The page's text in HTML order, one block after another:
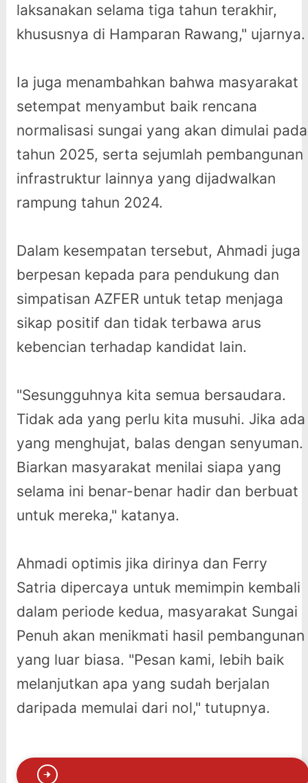
laksanakan selama tiga tahun terakhir,
khususnya di Hamparan Rawang,"
Ia juga menambahkan bahwa masyarakat
setempat menyambut baik rencana
normalisasi sungai yang akan dimulai pada
tahun 2025, serta sejumlah pembangunan
infrastruktur lainnya yang dijadwalkan
rampung tahun 2024.
Dalam kesempatan tersebut, Ahmadi juga
berpesan kepada para pendukung dan
simpatisan AZFER untuk tetap menjaga
sikap positif dan tidak terbawa arus
kebencian terhadap kandidat lain.
"Sesungguhnya kita semua bersaudara.
Tidak ada yang perlu kita musuhi. Jika ada
yang menghujat, balas dengan senyuman.
Biarkan masyarakat menilai siapa yang
selama ini benar-benar hadir dan berbuat
untuk mereka," katanya.
Ahmadi optimis jika dirinya dan Ferry
Satria dipercaya untuk memimpin kembali
dalam periode kedua, masyarakat Sungai
Penuh akan menikmati hasil pembangunan
yang luar biasa. "Pesan kami, lebih baik
melanjutkan apa yang sudah berjalan
daripada memulai dari nol," tutupnya.